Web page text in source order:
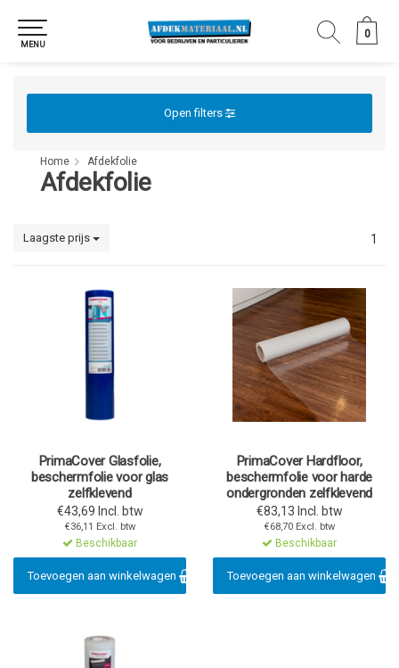
0
0
MENU
Open filters
Home Afdekfolie
Afdekfolie
Laagste prijs 1
PrimaCover Glasfolie,
beschermfolie voor glas
zelfklevend
€43,69 Incl. btw
€36,11 Excl. btw
Beschikbaar
Toevoegen aan winkelwagen
PrimaCover Hardfloor,
beschermfolie voor harde
ondergronden zelfklevend
€83,13 Incl. btw
€68,70 Excl. btw
Beschikbaar
Toevoegen aan winkelwagen